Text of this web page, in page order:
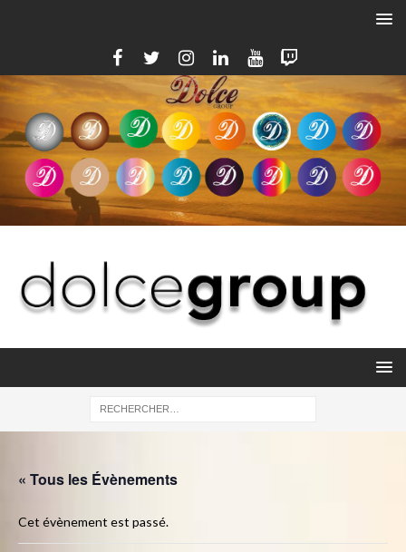
« Tous les Évènements
Cet évènement est passé.